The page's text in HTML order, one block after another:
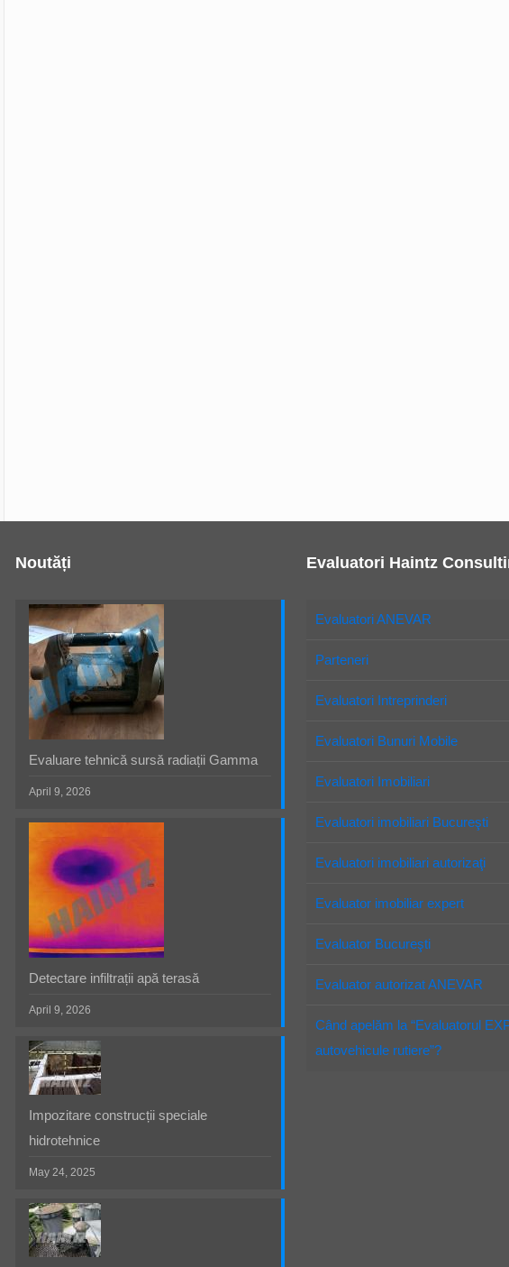
Noutăți
Evaluare tehnică sursă radiații Gamma
April 9, 2026
Detectare infiltrații apă terasă
April 9, 2026
Impozitare construcții speciale
hidrotehnice
May 24, 2025
Evaluatori Haintz
Evaluatori ANEVAR
Parteneri
Evaluatori Intreprinderi
Evaluatori Bunuri Mobile
Evaluatori Imobiliari
Evaluatori imobiliari Bucureşti
Evaluatori imobiliari autorizaţi
Evaluator imobiliar expert
Evaluator Bucureşti
Evaluator autorizat ANEVAR
Când apelăm la “Evaluatorul
autovehicule rutiere”?